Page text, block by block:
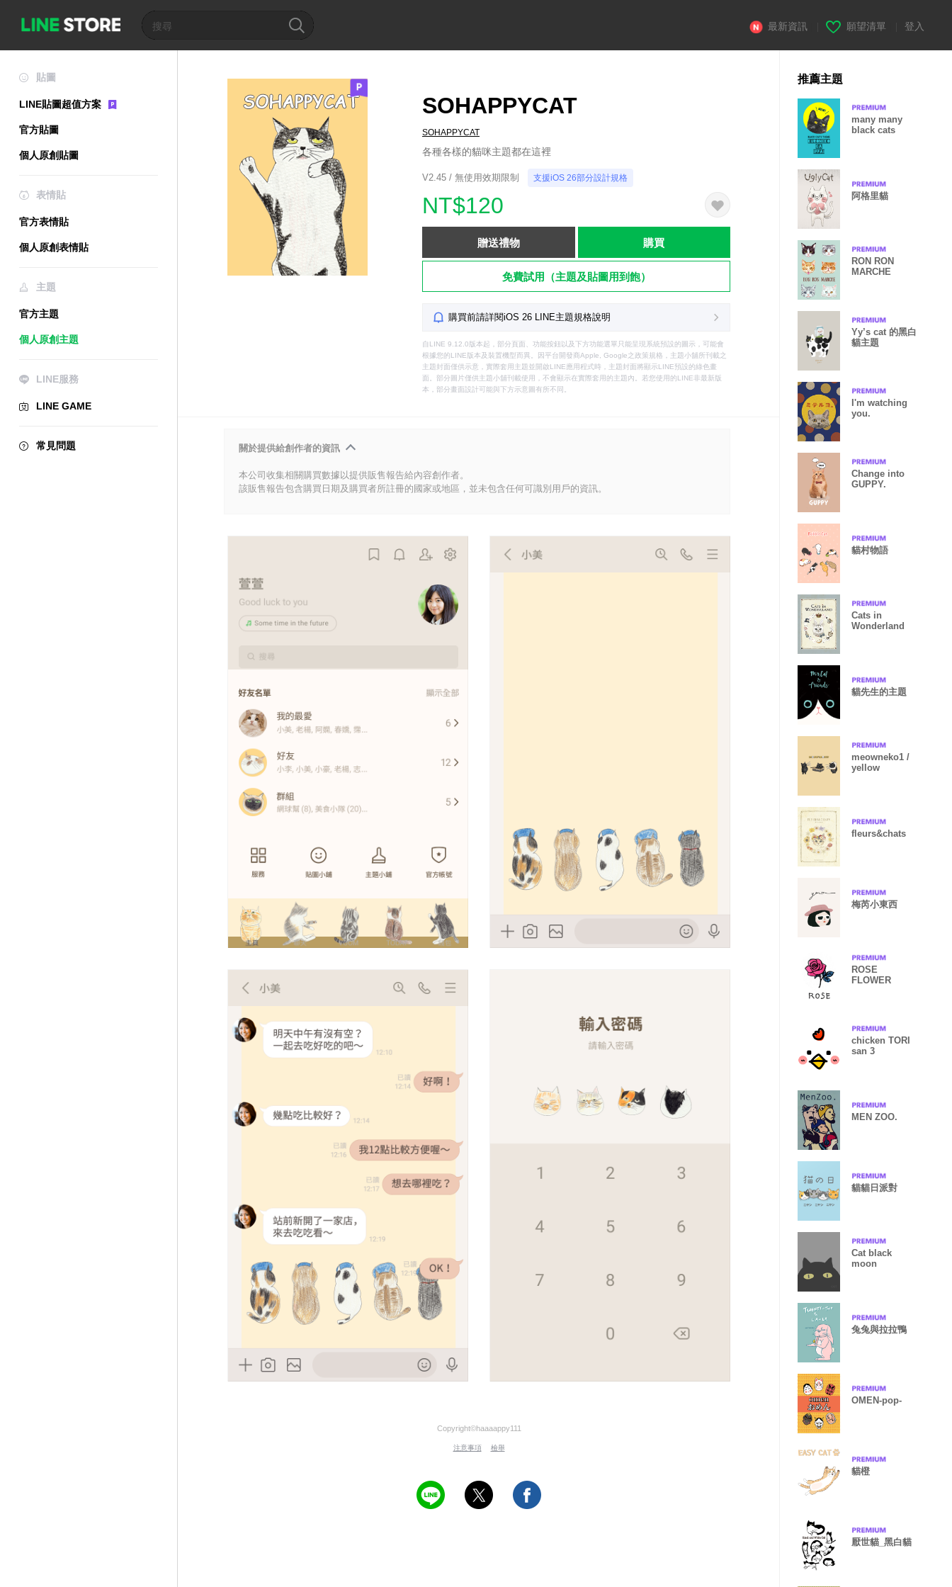
最新資訊 願望清單 登入
貼圖
LINE貼圖超值方案
官方貼圖
個人原創貼圖
表情貼
官方表情貼
個人原創表情貼
主題
官方主題
個人原創主題
LINE服務
LINE GAME
常見問題
SOHAPPYCAT
SOHAPPYCAT
各種各樣的貓咪主題都在這裡
V2.45 / 無使用效期限制 支援iOS 26部分設計規格
NT$120
贈送禮物 購買
免費試用（主題及貼圖用到飽）
購買前請詳閱iOS 26 LINE主題規格說明
自LINE 9.12.0版本起，部分頁面、功能按鈕以及下方功能選單只能呈現系統預設的圖示，可能會
根據您的LINE版本及裝置機型而異。因平台開發商Apple, Google之政策規格，主題小舖所刊載之
主題封面僅供示意，實際套用主題並開啟LINE應用程式時，主題封面將顯示LINE預設的綠色畫
面。部分圖片僅供主題小舖刊載使用，不會顯示在實際套用的主題內。若您使用的LINE非最新版
本，部分畫面設計可能與下方示意圖有所不同。
關於提供給創作者的資訊
本公司收集相關購買數據以提供販售報告給內容創作者。
該販售報告包含購買日期及購買者所註冊的國家或地區，並未包含任何可識別用戶的資訊。
Copyright©haaaappy111
注意事項 檢舉
推薦主題
many many
black cats
阿格里貓
RON RON
MARCHE
Yy’s cat 的黑白
貓主題
I'm watching
you.
Change into
GUPPY.
貓村物語
Cats in
Wonderland
貓先生的主題
meowneko1 /
yellow
fleurs&chats
梅芮小東西
ROSE
FLOWER
chicken TORI
san 3
MEN ZOO.
貓貓日派對
Cat black
moon
兔兔與拉拉鴨
OMEN-pop-
貓橙
厭世貓_黑白貓